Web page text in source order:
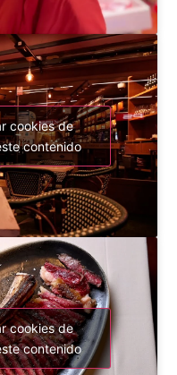
cookies de
contenido
cookies de
contenido